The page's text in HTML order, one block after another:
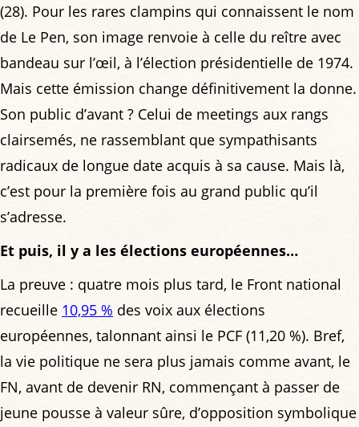
(28). Pour les rares clampins qui connaissent le nom
de Le Pen, son image renvoie à celle du reître avec
bandeau sur l’œil, à l’élection présidentielle de 1974.
Mais cette émission change définitivement la donne.
Son public d’avant ? Celui de meetings aux rangs
clairsemés, ne rassemblant que sympathisants
radicaux de longue date acquis à sa cause. Mais là,
c’est pour la première fois au grand public qu’il
s’adresse.
Et puis, il y a les élections européennes…
La preuve : quatre mois plus tard, le Front national
recueille 10,95 % des voix aux élections
européennes, talonnant ainsi le PCF (11,20 %). Bref,
la vie politique ne sera plus jamais comme avant, le
FN, avant de devenir RN, commençant à passer de
jeune pousse à valeur sûre, d’opposition symbolique